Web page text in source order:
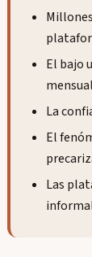
El bajo
La
El
Las